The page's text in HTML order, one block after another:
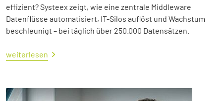
effizient? Systeex zeigt, wie eine zentrale Middleware
Datenflüsse automatisiert, IT-Silos auflöst und Wachstum
beschleunigt – bei täglich über 250.000 Datensätzen.
weiterlesen